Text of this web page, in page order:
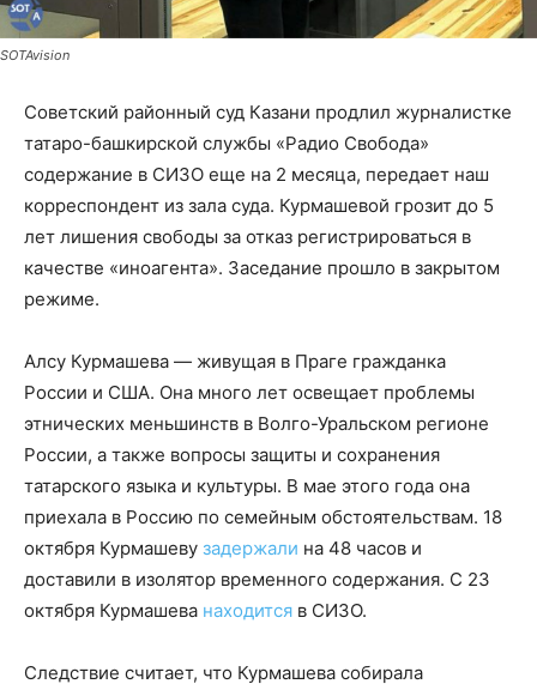
SOTAvision
Советский районный суд Казани продлил журналистке
татаро-башкирской службы «Радио Свобода»
содержание в СИЗО еще на 2 месяца, передает наш
корреспондент из зала суда. Курмашевой грозит до 5
лет лишения свободы за отказ регистрироваться в
качестве «иноагента». Заседание прошло в закрытом
режиме.
Алсу Курмашева — живущая в Праге гражданка
России и США. Она много лет освещает проблемы
этнических меньшинств в Волго-Уральском регионе
России, а также вопросы защиты и сохранения
татарского языка и культуры. В мае этого года она
приехала в Россию по семейным обстоятельствам. 18
октября Курмашеву задержали на 48 часов и
доставили в изолятор временного содержания. С 23
октября Курмашева находится в СИЗО.
Следствие считает, что Курмашева собирала